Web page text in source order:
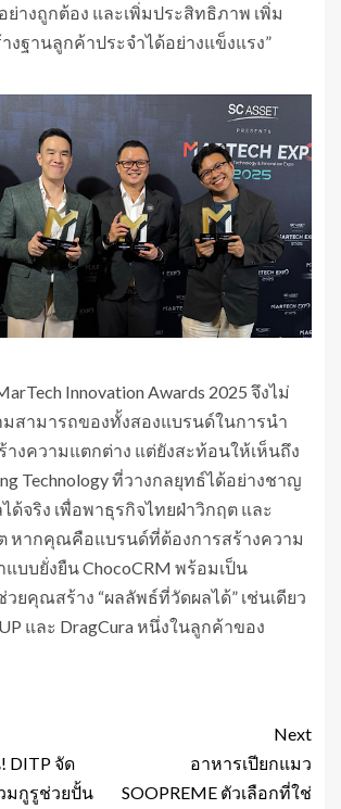
ย่างถูกต้อง และเพิ่มประสิทธิภาพ เพิ่ม
งฐานลูกค้าประจำได้อย่างแข็งแรง”
Innovation Awards 2025 จึงไม่
มสามารถของทั้งสองแบรนด์ในการนำ
างความแตกต่าง แต่ยังสะท้อนให้เห็นถึง
Technology ที่วางกลยุทธ์ได้อย่างชาญ
ด้จริง เพื่อพาธุรกิจไทยฝ่าวิกฤต และ
หากคุณคือแบรนด์ที่ต้องการสร้างความ
บบยั่งยืน ChocoCRM พร้อมเป็น
ยคุณสร้าง “ผลลัพธ์ที่วัดผลได้” เช่นเดียว
และ DragCura หนึ่งในลูกค้าของ
DITP จัด
มกูรูช่วยปั้น
Next
อาหารเปียกแมว
SOOPREME ตัวเลือกที่ใช่